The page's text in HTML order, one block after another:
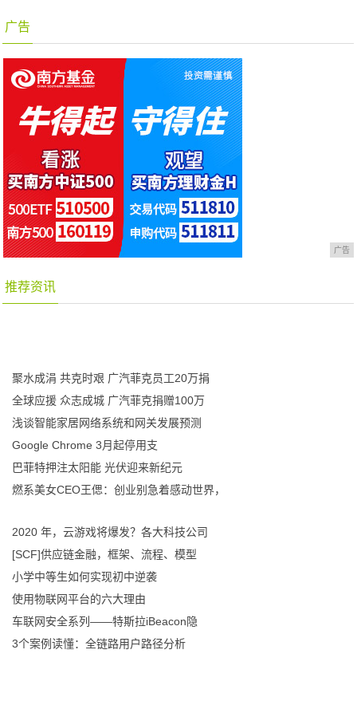
广告
广告
推荐资讯
聚水成涓 共克时艰 广汽菲克员工20万捐
全球应援 众志成城 广汽菲克捐赠100万
浅谈智能家居网络系统和网关发展预测
Google Chrome 3月起停用支
巴菲特押注太阳能 光伏迎来新纪元
燃系美女CEO王偲：创业别急着感动世界，
2020 年，云游戏将爆发？各大科技公司
[SCF]供应链金融，框架、流程、模型
小学中等生如何实现初中逆袭
使用物联网平台的六大理由
车联网安全系列——特斯拉iBeacon隐
3个案例读懂：全链路用户路径分析